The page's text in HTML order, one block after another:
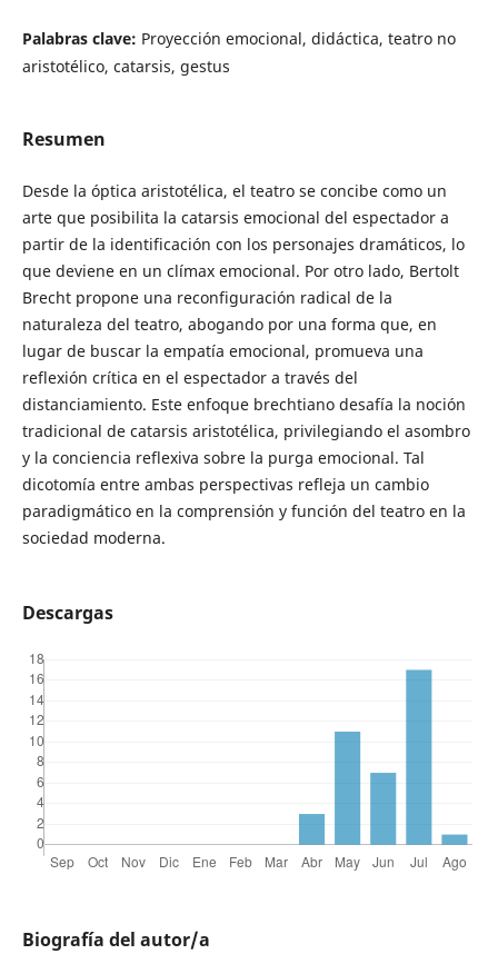
Palabras clave: Proyección emocional, didáctica, teatro no
aristotélico, catarsis, gestus
Resumen
Desde la óptica aristotélica, el teatro se concibe como un
arte que posibilita la catarsis emocional del espectador a
partir de la identificación con los personajes dramáticos, lo
que deviene en un clímax emocional. Por otro lado, Bertolt
Brecht propone una reconfiguración radical de la
naturaleza del teatro, abogando por una forma que, en
lugar de buscar la empatía emocional, promueva una
reflexión crítica en el espectador a través del
distanciamiento. Este enfoque brechtiano desafía la noción
tradicional de catarsis aristotélica, privilegiando el asombro
y la conciencia reflexiva sobre la purga emocional. Tal
dicotomía entre ambas perspectivas refleja un cambio
paradigmático en la comprensión y función del teatro en la
sociedad moderna.
Descargas
Biografía del autor/a